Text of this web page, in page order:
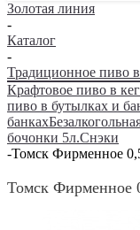
Золотая линия
-
Каталог
-
Традиционное пиво
Крафтовое пиво в
пиво в бутылках и
банках
бочонки 5л.Снэки
-Томск Фирменное
Томск Фирменное